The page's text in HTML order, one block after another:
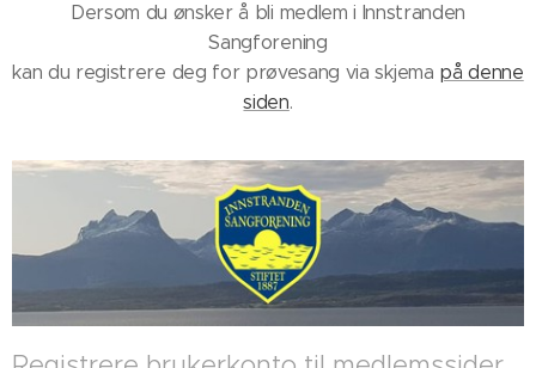
Dersom du ønsker å bli medlem i Innstranden
Sangforening
kan du registrere deg for prøvesang via skjema på denne
siden.